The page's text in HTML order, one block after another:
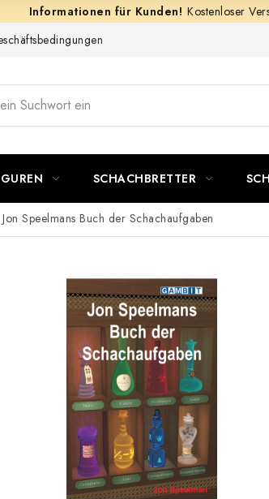
Kostenloser
SCHACHBRETTER
Jon Speelmans Buch der Schachaufgaben